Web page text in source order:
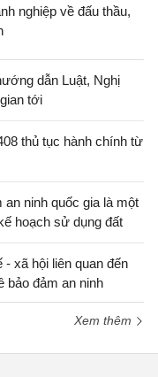
nghiệp về đấu thầu,
dẫn Luật, Nghị
tới
thủ tục hành chính từ
ninh quốc gia là một
hoạch sử dụng đất
xã hội liên quan đến
bảo đảm an ninh
Xem thêm